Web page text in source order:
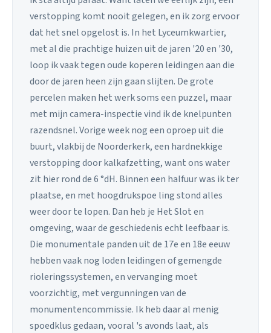
verstopping komt nooit gelegen, en ik zorg ervoor
dat het snel opgelost is. In het Lyceumkwartier,
met al die prachtige huizen uit de jaren '20 en '30,
loop ik vaak tegen oude koperen leidingen aan die
door de jaren heen zijn gaan slijten. De grote
percelen maken het werk soms een puzzel, maar
met mijn camera-inspectie vind ik de knelpunten
razendsnel. Vorige week nog een oproep uit die
buurt, vlakbij de Noorderkerk, een hardnekkige
verstopping door kalkafzetting, want ons water
zit hier rond de 6 °dH. Binnen een halfuur was ik ter
plaatse, en met hoogdrukspoe ling stond alles
weer door te lopen. Dan heb je Het Slot en
omgeving, waar de geschiedenis echt leefbaar is.
Die monumentale panden uit de 17e en 18e eeuw
hebben vaak nog loden leidingen of gemengde
rioleringssystemen, en vervanging moet
voorzichtig, met vergunningen van de
monumentencommissie. Ik heb daar al menig
spoedklus gedaan, vooral 's avonds laat, als